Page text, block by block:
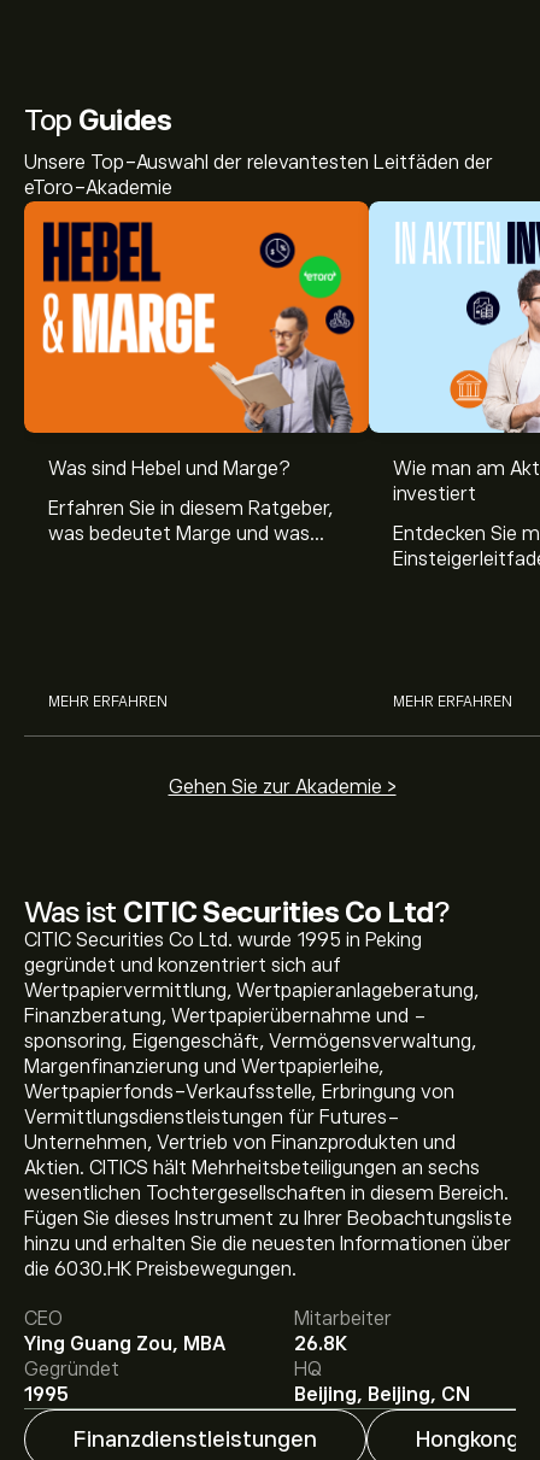
Was ist CITIC Securities Co Ltd?
CITIC Securities Co Ltd. wurde 1995 in Peking
gegründet und konzentriert sich auf
Wertpapiervermittlung, Wertpapieranlageberatung,
Finanzberatung, Wertpapierübernahme und -
sponsoring, Eigengeschäft, Vermögensverwaltung,
Margenfinanzierung und Wertpapierleihe,
Wertpapierfonds-Verkaufsstelle, Erbringung von
Vermittlungsdienstleistungen für Futures-
Unternehmen, Vertrieb von Finanzprodukten und
Aktien. CITICS hält Mehrheitsbeteiligungen an sechs
wesentlichen Tochtergesellschaften in diesem Bereich.
Fügen Sie dieses Instrument zu Ihrer Beobachtungsliste
hinzu und erhalten Sie die neuesten Informationen über
die 6030.HK Preisbewegungen.
CEO
Ying Guang Zou, MBA
Mitarbeiter
26.8K
Gegründet
1995
HQ
Beijing, Beijing, CN
Finanzdienstleistungen Hongkong
Top Guides
Unsere Top-Auswahl der relevantesten Leitfäden der
eToro-Akademie
Was sind Hebel und Marge?
Erfahren Sie in diesem Ratgeber,
was bedeutet Marge und was
MEHR ERFAHREN
Wie man am
investiert
Entdecken Sie
MEHR ERFAHREN
Gehen Sie zur Akademie >
Aktueller 6030.HK Aktienkurs liegt bei 27.10‎$‎.
Ltd liegt bei 27.10‎$‎.
Registrieren Sie sich bei eToro
detaillierte Analystenprognosen und Kursziele zu
erhalten.
Analysten erstellen Prognosen für CITIC Securities Co
Ltd basierend auf Markttrends, Finanzberichten und
erwartetem Wachstum. Hier finden Sie die aktuellen